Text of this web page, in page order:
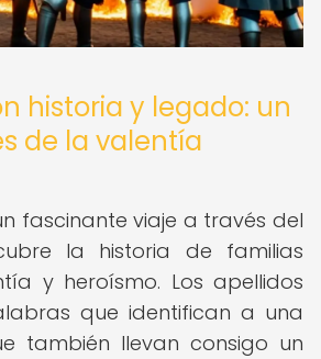
historia y legado: un
de la valentía
fascinante viaje a través del
la historia de familias
y heroísmo. Los apellidos
que identifican a una
también llevan consigo un